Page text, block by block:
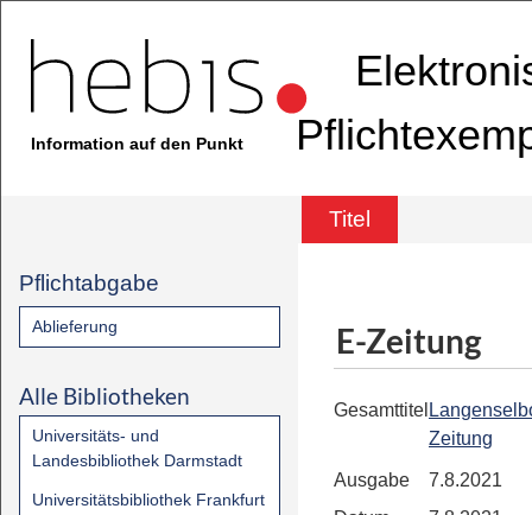
Information auf den Punkt
Titel
Pflichtabgabe
Ablieferung
Alle Bibliotheken
Universitäts- und
Landesbibliothek Darmstadt
Universitätsbibliothek Frankfurt
E-Zeitung
Gesamttitel
Zeitung
Ausgabe
7.8.2021